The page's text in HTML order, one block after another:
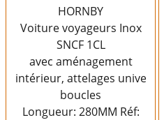
HORNBY
Voiture voyageurs Inox
SNCF 1CL
avec aménagement
intérieur, attelages
boucles
Longueur: 280MM Réf: